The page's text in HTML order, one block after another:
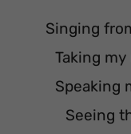
Singing
Taking
Speaking
Seeing